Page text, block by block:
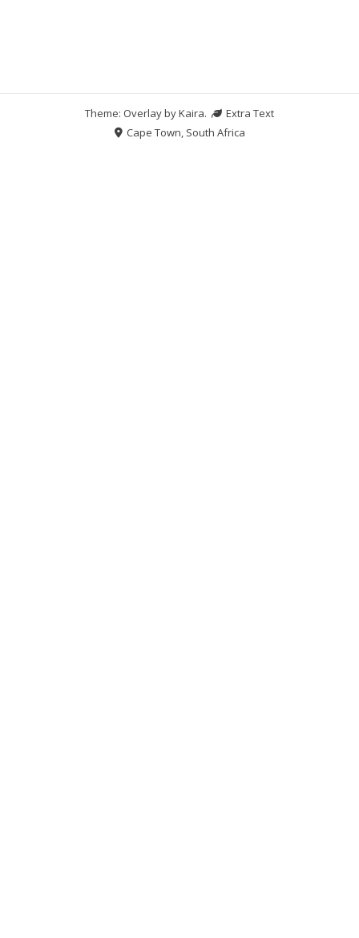
Theme: Overlay byKaira.
Extra Text
Cape Town, South Africa